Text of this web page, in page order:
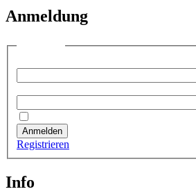
Anmeldung
Anmelden
Registrieren
Info